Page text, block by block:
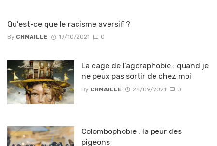
Qu’est-ce que le racisme aversif ?
By CHMAILLE 19/10/2021 0
La cage de l’agoraphobie : quand je
ne peux pas sortir de chez moi
By CHMAILLE 24/09/2021 0
Colombophobie : la peur des
pigeons